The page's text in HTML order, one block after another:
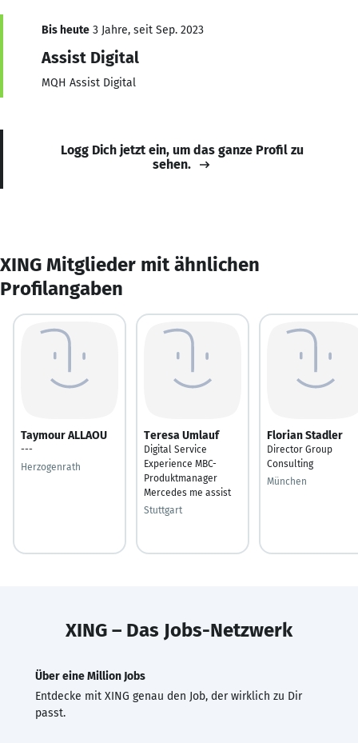
Bis heute 3 Jahre, seit Sep. 2023
Assist Digital
MQH Assist Digital
Logg Dich jetzt ein, um das ganze Profil zu
sehen.
XING Mitglieder mit ähnlichen
Profilangaben
Taymour ALLAOU
---
Herzogenrath
Teresa Umlauf
Digital Service
Experience MBC-
Produktmanager
Mercedes me assist
Stuttgart
Florian Stadler
Director Group
Consulting
München
XING – Das Jobs-Netzwerk
Über eine Million Jobs
Entdecke mit XING genau den Job, der wirklich zu Dir
passt.